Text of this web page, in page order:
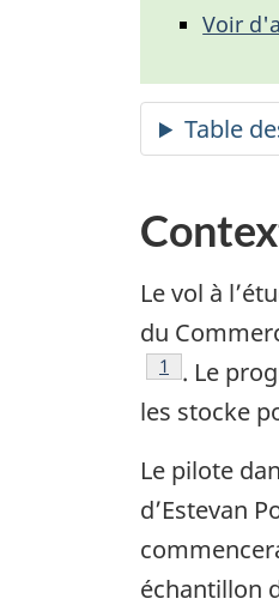
Voir
Le vol à
du
Note de bas
1
. Le
les stocke
Le pilote
d’Estevan
échantillon